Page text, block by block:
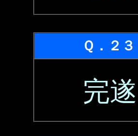
Ｑ．２３
完遂